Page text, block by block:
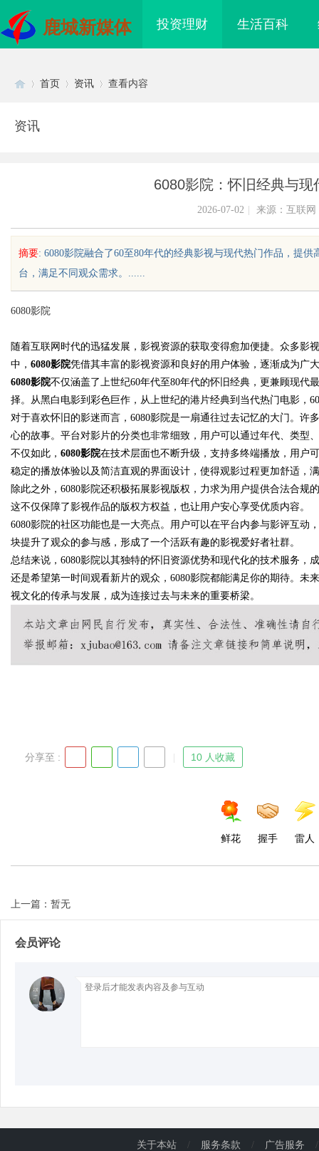
鹿城新媒体 投资理财 生活百科
uz
!
首页 资讯 查看内容
资讯
6080影院：怀旧经典与
2026-07-02 来源：互联网
摘要: 6080影院融合了60至80年代的经典影视与现代热门作品，提
台，满足不同观众需求。......
6080影院
随着互联网时代的迅猛发展，影视资源的获取变得愈加便捷。众多影
中， 6080影院凭借其丰富的影视资源和良好的用户体验，逐渐成为广
6080影院不仅涵盖了上世纪60年代至80年代的怀旧经典，更兼顾现代
择。从黑白电影到彩色巨作，从上世纪的港片经典到当代热门电影，
对于喜欢怀旧的影迷而言，6080影院是一扇通往过去记忆的大门。
心的故事。平台对影片的分类也非常细致，用户可以通过年代、类型
不仅如此， 6080影院在技术层面也不断升级，支持多终端播放，用户
稳定的播放体验以及简洁直观的界面设计，使得观影过程更加舒适，
除此之外，6080影院还积极拓展影视版权，力求为用户提供合法合
这不仅保障了影视作品的版权方权益，也让用户安心享受优质内容。
6080影院的社区功能也是一大亮点。用户可以在平台内参与影评互
块提升了观众的参与感，形成了一个活跃有趣的影视爱好者社群。
总结来说，6080影院以其独特的怀旧资源优势和现代化的技术服务
还是希望第一时间观看新片的观众，6080影院都能满足你的期待。未
视文化的传承与发展，成为连接过去与未来的重要桥梁。
分享至 : 10 人收藏
鲜花 握手 雷人
上一篇：暂无
会员评论
升企业竞争力的战
靠谱
关于本站 / 服务条款 / 广告服务 /